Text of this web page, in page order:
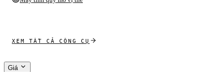
XEM TẤT CẢ CÔNG CỤ
Giá